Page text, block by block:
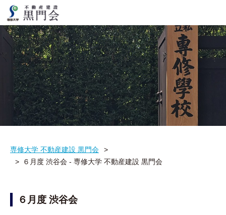
専修大学 不動産建設 黒門会
６月度 渋谷会 - 専修大学 不動産建設 黒門会
６月度 渋谷会